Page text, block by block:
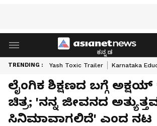
ಕನ್ನಡ
TRENDING : Yash Toxic Trailer Karnataka
ಲೈಂಗಿಕ ಶಿಕ್ಷಣದ ಬಗ್ಗೆ
ಚಿತ್ರ; 'ನನ್ನ ಜೀವನದ
ಸಿನಿಮಾವಾಗಲಿದೆ' ಎಂದ ನಟ